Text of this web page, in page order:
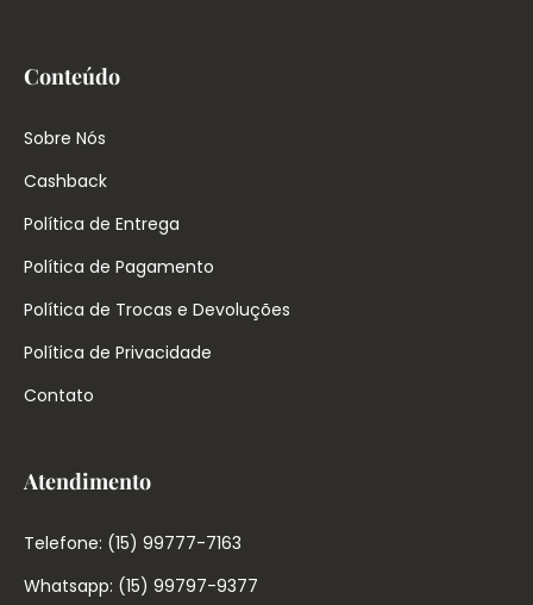
Conteúdo
Sobre Nós
Cashback
Política de Entrega
Política de Pagamento
Política de Trocas e Devoluções
Política de Privacidade
Contato
Atendimento
Telefone: (15) 99777-7163
Whatsapp: (15) 99797-9377